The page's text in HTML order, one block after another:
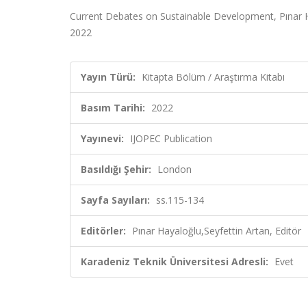
Current Debates on Sustainable Development,
2022
Yayın Türü: Kitapta Bölüm / Araştırma Kitabı
Basım Tarihi: 2022
Yayınevi: IJOPEC Publication
Basıldığı Şehir: London
Sayfa Sayıları: ss.115-134
Editörler: Pınar Hayaloğlu,Seyfettin Artan, Editör
Karadeniz Teknik Üniversitesi Adresli: Evet